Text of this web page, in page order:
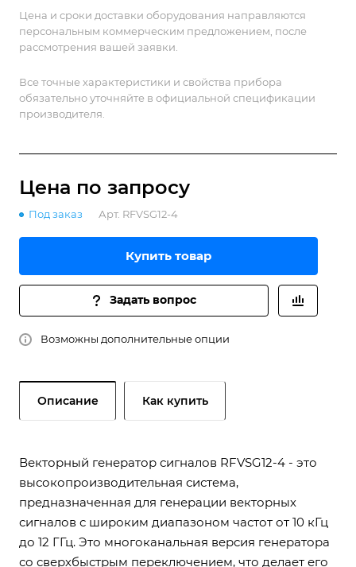
Цена и сроки доставки оборудования направляются
персональным коммерческим предложением, после
рассмотрения вашей заявки.
Все точные характеристики и свойства прибора
обязательно уточняйте в официальной спецификации
производителя.
Цена по запросу
Под заказ Арт. RFVSG12-4
Купить товар
Задать вопрос
Возможны дополнительные опции
Описание Как купить
Векторный генератор сигналов RFVSG12-4 - это
высокопроизводительная система,
предназначенная для генерации векторных
сигналов с широким диапазоном частот от 10 кГц
до 12 ГГц. Это многоканальная версия генератора
со сверхбыстрым переключением, что делает его